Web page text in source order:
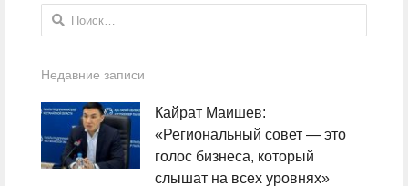
Найти:
Недавние записи
Кайрат Маишев:
«Региональный совет — это
голос бизнеса, который
слышат на всех уровнях»